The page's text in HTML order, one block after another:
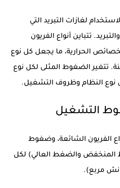
لغازات التبريد التي
تتباين أنواع الفريون
الحرارية، ما يجعل كل نوع
تتغير الضغوط المثلى لكل نوع
نوع النظام وظروف التشغيل.
التشغيل
الفريون الشائعة، وضغوط
المنخفض والضغط العالي) لكل